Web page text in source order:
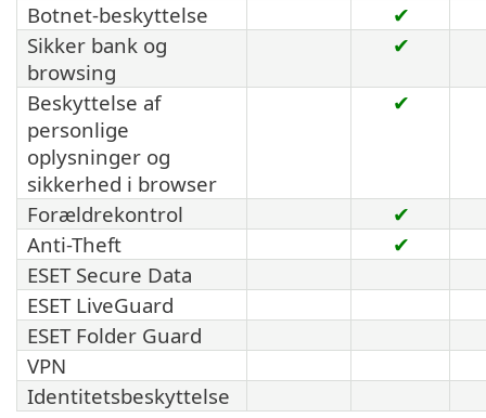
Botnet-beskyttelse
✔
Sikker bank og
browsing
✔
Beskyttelse af
personlige
oplysninger og
sikkerhed i browser
✔
Forældrekontrol
✔
Anti-Theft
✔
ESET Secure Data
ESET LiveGuard
ESET Folder Guard
VPN
Identitetsbeskyttelse